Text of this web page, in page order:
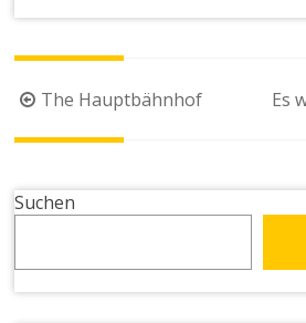
Beitragsnavigation
The Hauptbähnhof Es
Suchen